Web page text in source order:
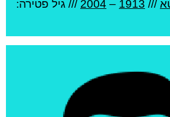
///
1913
–
2004 /// גיל פטירה: